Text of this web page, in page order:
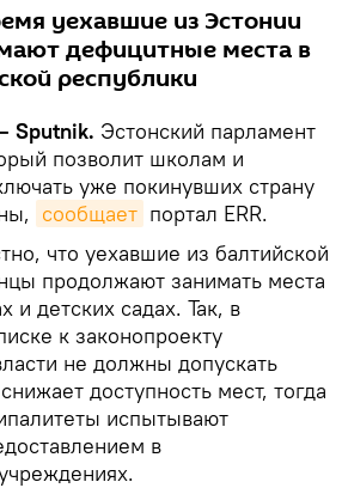
уехавшие из Эстонии
дефицитные места в
республики
Sputnik. Эстонский парламент
позволит школам и
уже покинувших страну
сообщает портал ERR.
что уехавшие из балтийской
продолжают занимать места
и детских садах. Так, в
к законопроекту
не должны допускать
доступность мест, тогда
испытывают
в